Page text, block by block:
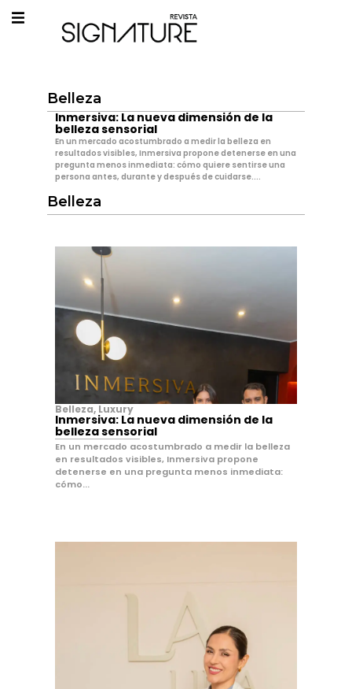
Belleza
Inmersiva: La nueva dimensión de la
belleza sensorial
En un mercado acostumbrado a medir la belleza en
resultados visibles, Inmersiva propone detenerse en una
pregunta menos inmediata: cómo quiere sentirse una
persona antes, durante y después de cuidarse....
Belleza
Belleza, Luxury
Inmersiva: La nueva dimensión de la
belleza sensorial
En un mercado acostumbrado a medir la belleza
en resultados visibles, Inmersiva propone
detenerse en una pregunta menos inmediata:
cómo...